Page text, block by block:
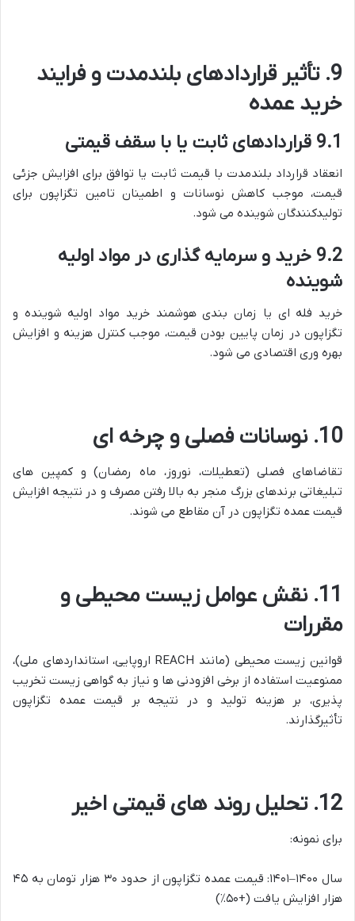
9. تأثیر قراردادهای بلندمدت و فرایند
خرید عمده
9.1 قراردادهای ثابت یا با سقف قیمتی
انعقاد قرارداد بلندمدت با قیمت ثابت یا توافق برای افزایش جزئی
قیمت، موجب کاهش نوسانات و اطمینان تامین تگزاپون برای
تولیدکنندگان شوینده می شود.
9.2 خرید و سرمایه گذاری در مواد اولیه
شوینده
خرید فله ای یا زمان بندی هوشمند خرید مواد اولیه شوینده و
تگزاپون در زمان پایین بودن قیمت، موجب کنترل هزینه و افزایش
بهره وری اقتصادی می شود.
10. نوسانات فصلی و چرخه ای
تقاضاهای فصلی (تعطیلات، نوروز، ماه رمضان) و کمپین های
تبلیغاتی برندهای بزرگ منجر به بالا رفتن مصرف و در نتیجه افزایش
قیمت عمده تگزاپون در آن مقاطع می شوند.
11. نقش عوامل زیست محیطی و
مقررات
قوانین زیست محیطی (مانند REACH اروپایی، استانداردهای ملی)،
ممنوعیت استفاده از برخی افزودنی ها و نیاز به گواهی زیست تخریب
پذیری، بر هزینه تولید و در نتیجه بر قیمت عمده تگزاپون
تأثیرگذارند.
12. تحلیل روند های قیمتی اخیر
برای نمونه:
سال ۱۴۰۰–۱۴۰۱: قیمت عمده تگزاپون از حدود ۳۰ هزار تومان به ۴۵
هزار افزایش یافت (+۵۰٪)